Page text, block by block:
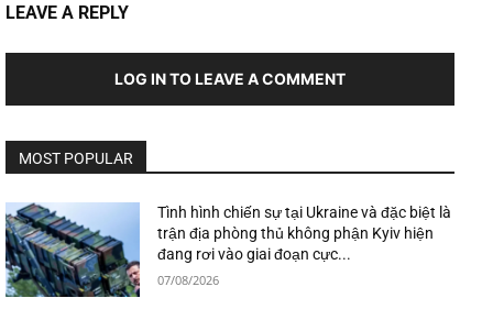
LEAVE A REPLY
LOG IN TO LEAVE A COMMENT
MOST POPULAR
Tình hình chiến sự tại Ukraine và đặc biệt là
trận địa phòng thủ không phận Kyiv hiện
đang rơi vào giai đoạn cực...
07/08/2026